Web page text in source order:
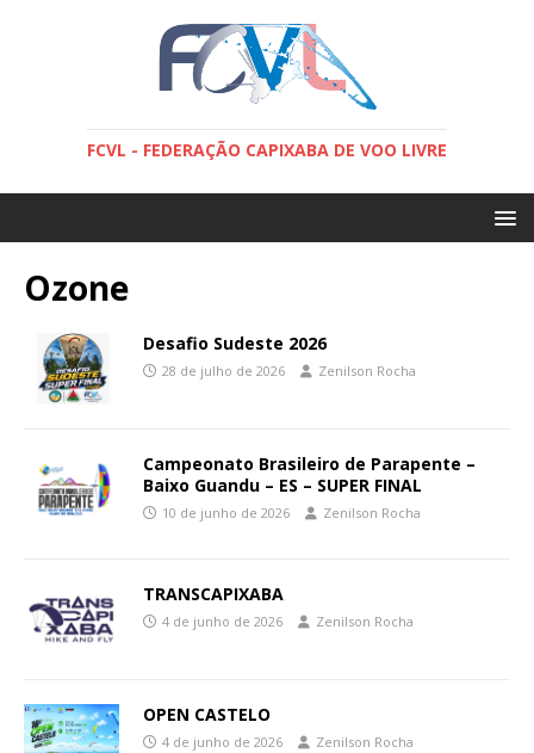
FCVL - FEDERAÇÃO CAPIXABA DE VOO LIVRE
Ozone
Desafio Sudeste 2026
28 de julho de 2026 Zenilson Rocha
Campeonato Brasileiro de Parapente –
Baixo Guandu – ES – SUPER FINAL
10 de junho de 2026 Zenilson Rocha
TRANSCAPIXABA
4 de junho de 2026 Zenilson Rocha
OPEN CASTELO
4 de junho de 2026 Zenilson Rocha